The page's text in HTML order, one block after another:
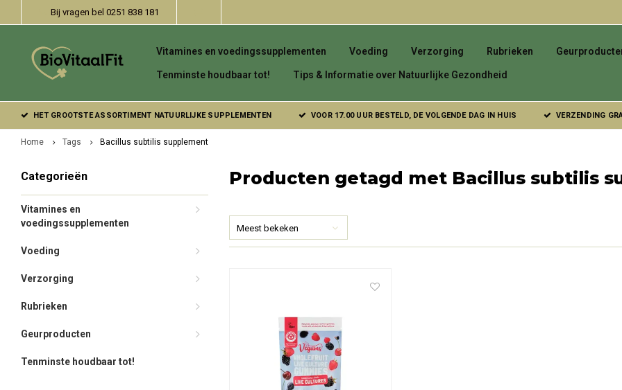
Bij vragen bel 0251 838 181
Vitamines en voedingssupplementen Voeding Verzorging Rubrieken
Tenminste houdbaar tot! Tips & Informatie over Natuurlijke Gezondheid
HET GROOTSTE ASSORTIMENT NATUURLIJKE SUPPLEMENTEN VOOR 17.00 UUR BESTELD, DE VOLGENDE DAG IN HUIS VERZENDING
Home Tags Bacillus subtilis supplement
Categorieën
Vitamines en
voedingssupplementen
Voeding
Verzorging
Rubrieken
Geurproducten
Tenminste houdbaar tot!
Producten getagd met Bacillus subtilis
Meest bekeken